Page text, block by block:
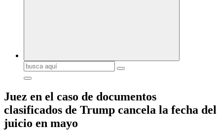
Buscar:
Juez en el caso de documentos
clasificados de Trump cancela la fecha del
juicio en mayo